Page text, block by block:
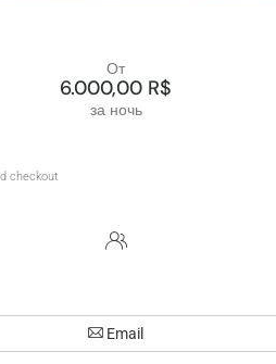
От
6.000,00 R$
за ночь
Email